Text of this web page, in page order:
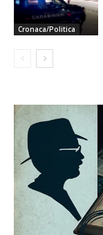
Cronaca/Politica